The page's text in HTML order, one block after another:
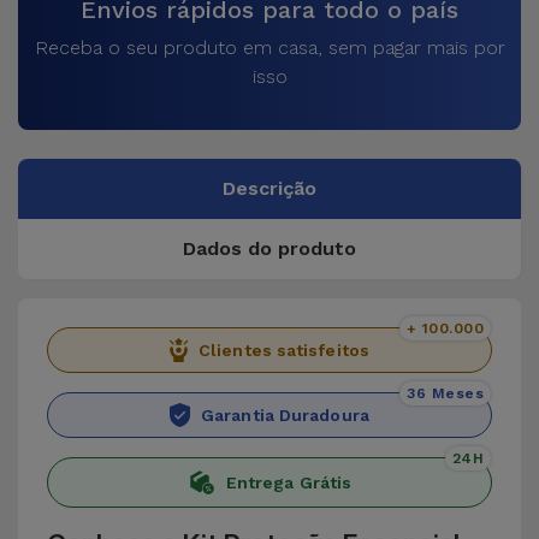
Envios rápidos para todo o país
Receba o seu produto em casa, sem pagar mais por
isso
Descrição
Dados do produto
Clientes satisfeitos
+ 100.000
Garantia Duradoura
36 Meses
Entrega Grátis
24H